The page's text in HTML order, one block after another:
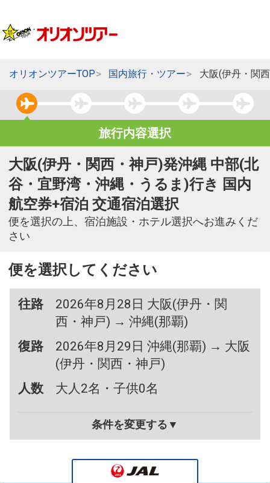
オリオンツアーTOP 国内旅行・ツアー 大阪(伊丹・関
旅行内容選択
大阪(伊丹・関西・神戸)発沖縄 中部(北
谷・宜野湾・沖縄・うるま)行き 国内
航空券+宿泊 交通宿泊選択
便を選択の上、宿泊施設・ホテル選択へお進みくだ
さい
便を選択してください
往路
2026年8月28日 大阪(伊丹・関
西・神戸) → 沖縄(那覇)
復路
2026年8月29日 沖縄(那覇) → 大阪
(伊丹・関西・神戸)
人数
大人2名・子供0名
条件を変更する▼